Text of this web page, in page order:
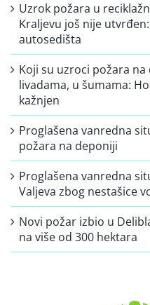
Uzrok požara u
Kraljevu još nije
autosedišta
Koji su uzroci požara
livadama, u šumama:
kažnjen
Proglašena vanredna
požara na deponiji
Proglašena vanredna
Valjeva zbog nestašice
Novi požar izbio u
na više od 300 hektara